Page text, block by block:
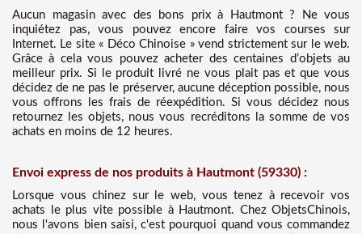
Aucun magasin avec des bons prix à Hautmont ? Ne vous
inquiétez pas, vous pouvez encore faire vos courses sur
Internet. Le site « Déco Chinoise » vend strictement sur le web.
Grâce à cela vous pouvez acheter des centaines d’objets au
meilleur prix. Si le produit livré ne vous plait pas et que vous
décidez de ne pas le préserver, aucune déception possible, nous
vous offrons les frais de réexpédition. Si vous décidez nous
retournez les objets, nous vous recréditons la somme de vos
achats en moins de 12 heures.
Envoi express de nos produits à Hautmont (59330) :
Lorsque vous chinez sur le web, vous tenez à recevoir vos
achats le plus vite possible à Hautmont. Chez ObjetsChinois,
nous l'avons bien saisi, c'est pourquoi quand vous commandez